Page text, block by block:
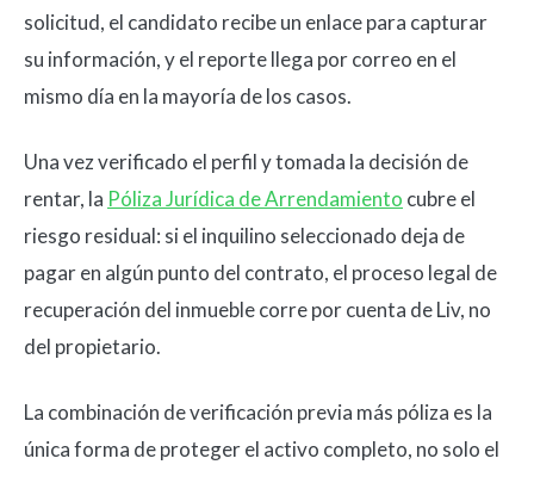
solicitud, el candidato recibe un enlace para capturar
su información, y el reporte llega por correo en el
mismo día en la mayoría de los casos.
Una vez verificado el perfil y tomada la decisión de
rentar, la Póliza Jurídica de Arrendamiento cubre el
riesgo residual: si el inquilino seleccionado deja de
pagar en algún punto del contrato, el proceso legal de
recuperación del inmueble corre por cuenta de Liv, no
del propietario.
La combinación de verificación previa más póliza es la
única forma de proteger el activo completo, no solo el